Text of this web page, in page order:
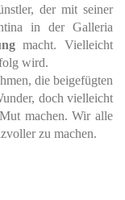
der mit seiner
in der Galleria
macht. Vielleicht
wird.
die beigefügten
doch vielleicht
machen. Wir alle
zu machen.